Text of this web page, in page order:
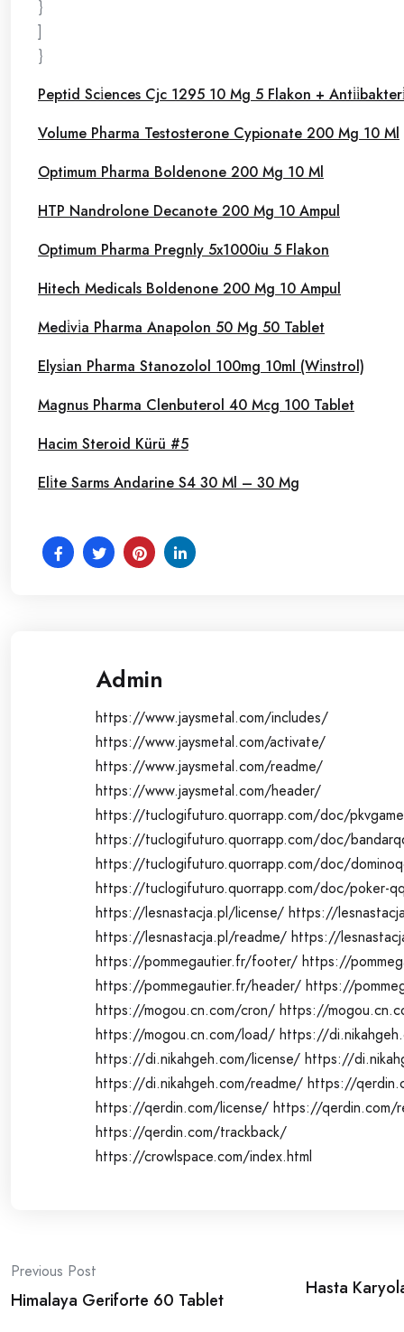
}
]
}
Peptid Sci̇ences Cjc 1295 10 Mg 5 Flakon +
Volume Pharma Testosterone Cypionate 200 Mg 10 Ml
Optimum Pharma Boldenone 200 Mg 10 Ml
HTP Nandrolone Decanote 200 Mg 10 Ampul
Optimum Pharma Pregnly 5x1000iu 5 Flakon
Hitech Medicals Boldenone 200 Mg 10 Ampul
Medi̇vi̇a Pharma Anapolon 50 Mg 50 Tablet
Elysi̇an Pharma Stanozolol 100mg 10ml (Wi̇nstrol)
Magnus Pharma Clenbuterol 40 Mcg 100 Tablet
Hacim Steroid Kürü #5
Eli̇te Sarms Andarine S4 30 Ml – 30 Mg
Admin
https://www.jaysmetal.com/includes/
https://www.jaysmetal.com/activate/
https://www.jaysmetal.com/readme/
https://www.jaysmetal.com/header/
https://tuclogifuturo.quorrapp.com/doc/
https://tuclogifuturo.quorrapp.com/doc/
https://tuclogifuturo.quorrapp.com/doc/
https://tuclogifuturo.quorrapp.com/doc/poker-
https://lesnastacja.pl/license/ https://
https://lesnastacja.pl/readme/ https://
https://pommegautier.fr/footer/ https://
https://pommegautier.fr/header/ https://
https://mogou.cn.com/cron/ https://
https://mogou.cn.com/load/ https://
https://di.nikahgeh.com/license/ https://
https://di.nikahgeh.com/readme/ https://
https://qerdin.com/license/ https://qerdin.com/
https://qerdin.com/trackback/
https://crowlspace.com/index.html
Post
navigation
Previous Post
Himalaya Geriforte 60 Tablet
Hasta